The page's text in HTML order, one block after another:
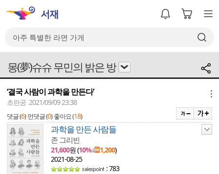
몽(夢)슈슈 무민의 밝은 방
‘결국 사람이 과학을 만든다’
초란공 2021/09/09 23:38
댓글 (6) 먼댓글 (0) 좋아요 (18)
과학을 만든 사람들
존 그리빈
21,600원 (10%↓ 1,200)
2021-08-25
: 783